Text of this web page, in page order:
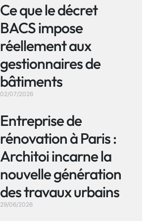
Ce que le décret
BACS impose
réellement aux
gestionnaires de
bâtiments
02/07/2026
Entreprise de
rénovation à Paris :
Architoi incarne la
nouvelle génération
des travaux urbains
29/06/2026